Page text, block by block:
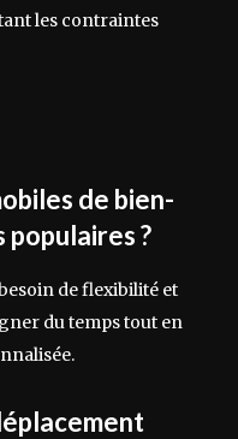
les contraintes
de bien-
?
de flexibilité et
du temps tout en